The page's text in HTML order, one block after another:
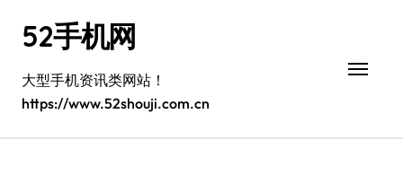
52手机网
大型手机资讯类网站！
https://www.52shouji.com.cn